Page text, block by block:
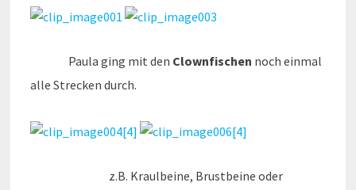
Paula ging mit den Clownfischen noch einmal
alle Strecken durch.
z.B. Kraulbeine, Brustbeine oder